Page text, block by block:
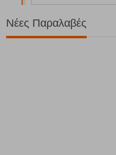
Νέες Παραλαβές